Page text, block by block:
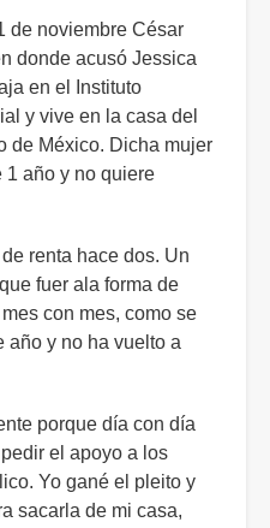
de noviembre César
donde acusó Jessica
en el Instituto
y vive en la casa del
de México. Dicha mujer
1 año y no quiere
renta hace dos. Un
fuer ala forma de
con mes, como se
año y no ha vuelto a
porque día con día
el apoyo a los
Yo gané el pleito y
sacarla de mi casa,